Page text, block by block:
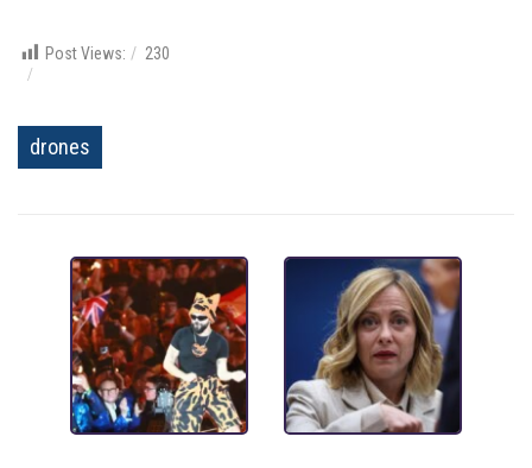
Post Views: 230
drones